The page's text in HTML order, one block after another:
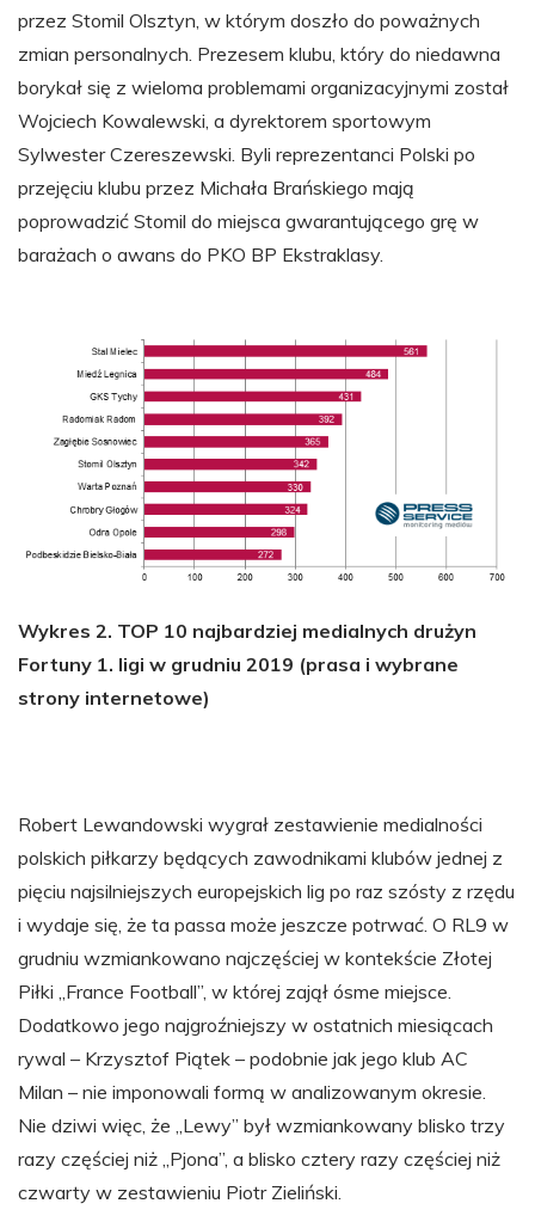
przez Stomil Olsztyn, w którym doszło do poważnych
zmian personalnych. Prezesem klubu, który do niedawna
borykał się z wieloma problemami organizacyjnymi został
Wojciech Kowalewski, a dyrektorem sportowym
Sylwester Czereszewski. Byli reprezentanci Polski po
przejęciu klubu przez Michała Brańskiego mają
poprowadzić Stomil do miejsca gwarantującego grę w
barażach o awans do PKO BP Ekstraklasy.
Wykres 2. TOP 10 najbardziej medialnych drużyn
Fortuny 1. ligi w grudniu 2019 (prasa i wybrane
strony internetowe)
Robert Lewandowski wygrał zestawienie medialności
polskich piłkarzy będących zawodnikami klubów jednej z
pięciu najsilniejszych europejskich lig po raz szósty z rzędu
i wydaje się, że ta passa może jeszcze potrwać. O RL9 w
grudniu wzmiankowano najczęściej w kontekście Złotej
Piłki „France Football”, w której zajął ósme miejsce.
Dodatkowo jego najgroźniejszy w ostatnich miesiącach
rywal – Krzysztof Piątek – podobnie jak jego klub AC
Milan – nie imponowali formą w analizowanym okresie.
Nie dziwi więc, że „Lewy” był wzmiankowany blisko trzy
razy częściej niż „Pjona”, a blisko cztery razy częściej niż
czwarty w zestawieniu Piotr Zieliński.